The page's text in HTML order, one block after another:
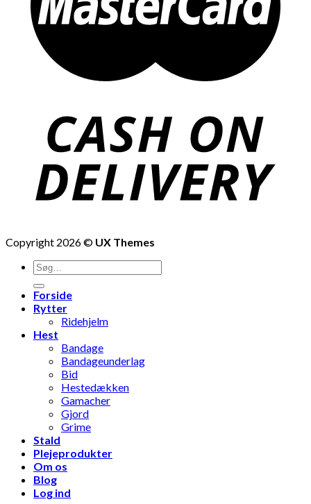
Copyright 2026 © UX Themes
Søg
efter:
Forside
Rytter
Ridehjelm
Hest
Bandage
Bandageunderlag
Bid
Hestedækken
Gamacher
Gjord
Grime
Stald
Plejeprodukter
Om os
Blog
Log ind